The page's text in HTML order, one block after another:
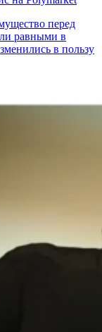
перед
равными в
в пользу